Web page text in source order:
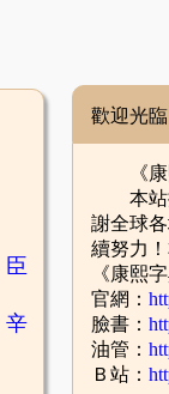
臣
辛
歡迎光臨
《康熙
本站推
謝全球
續努力
《康熙
官網：
臉書：
油管：
Ｂ站：